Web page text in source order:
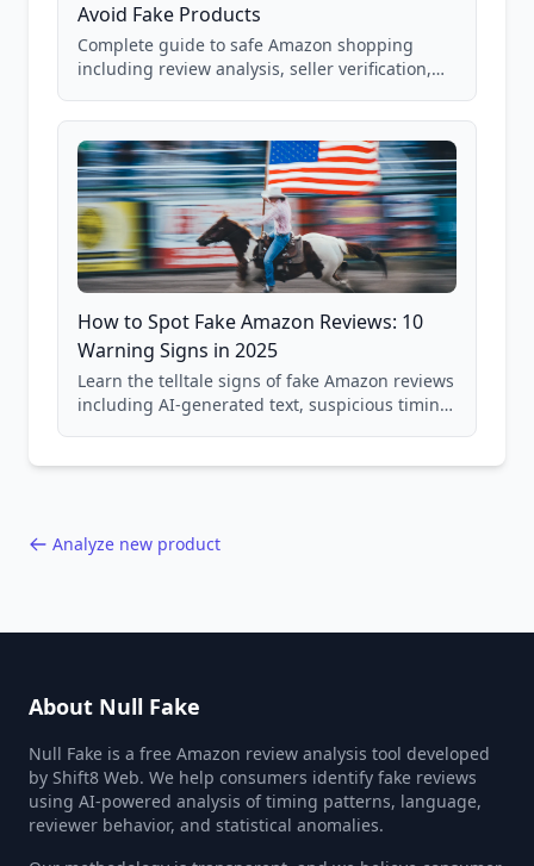
Avoid Fake Products
Complete guide to safe Amazon shopping
including review analysis, seller verification,
and scam avoidance techniques.
How to Spot Fake Amazon Reviews: 10
Warning Signs in 2025
Learn the telltale signs of fake Amazon reviews
including AI-generated text, suspicious timing
Analyze new product
About Null Fake
Null Fake is a free Amazon review analysis tool developed
by Shift8 Web. We help consumers identify fake reviews
using AI-powered analysis of timing patterns, language,
reviewer behavior, and statistical anomalies.